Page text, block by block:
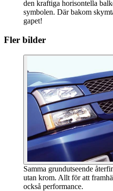
den kraftiga horisontella
symbolen. Där bakom
gapet!
Fler bilder
Samma grundutseende
utan krom. Allt för att
också performance.